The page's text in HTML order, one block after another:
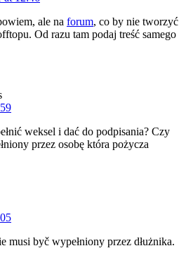
ale na forum, co by nie tworzyć
Od razu tam podaj treść samego
weksel i dać do podpisania? Czy
przez osobę która pożycza
musi byč wypełniony przez dłużnika.